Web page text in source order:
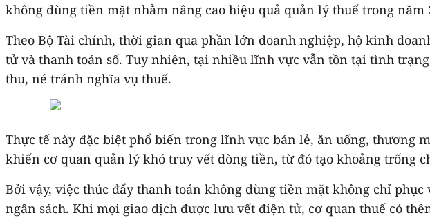
không dùng tiền mặt nhằm nâng cao hiệu quả quản lý thuế trong năm
Theo Bộ Tài chính, thời gian qua phần lớn doanh nghiệp, hộ kinh
tử và thanh toán số. Tuy nhiên, tại nhiều lĩnh vực vẫn tồn tại tình
thu, né tránh nghĩa vụ thuế.
Thực tế này đặc biệt phổ biến trong lĩnh vực bán lẻ, ăn uống, thương
khiến cơ quan quản lý khó truy vết dòng tiền, từ đó tạo khoảng trống
Bởi vậy, việc thúc đẩy thanh toán không dùng tiền mặt không chỉ
ngân sách. Khi mọi giao dịch được lưu vết điện tử, cơ quan thuế có